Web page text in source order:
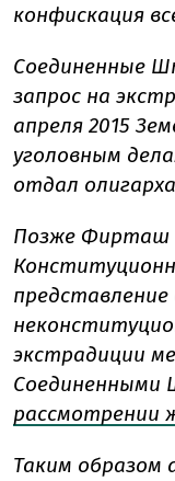
конфискация
Соединенные
запрос на
апреля 2015
уголовным
отдал
Позже Фирташ
экстрадиции
Соединенными
рассмотрении
Таким образом